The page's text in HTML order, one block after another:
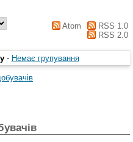
Atom
RSS 1.0
RSS 2.0
- Немає групування